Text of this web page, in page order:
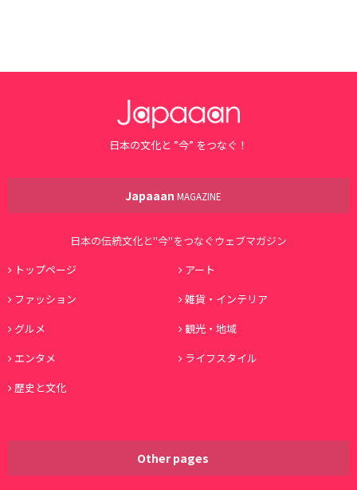
日本の文化と ”今” をつなぐ！
Japaaan MAGAZINE
日本の伝統文化と"今"をつなぐウェブマガジン
トップページ
アート
ファッション
雑貨・インテリア
グルメ
観光・地域
エンタメ
ライフスタイル
歴史と文化
Other pages